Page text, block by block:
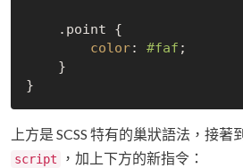
color: #faf ;
上方是 SCSS 特有的巢狀語法，接著
script ，加上下方的新指令：